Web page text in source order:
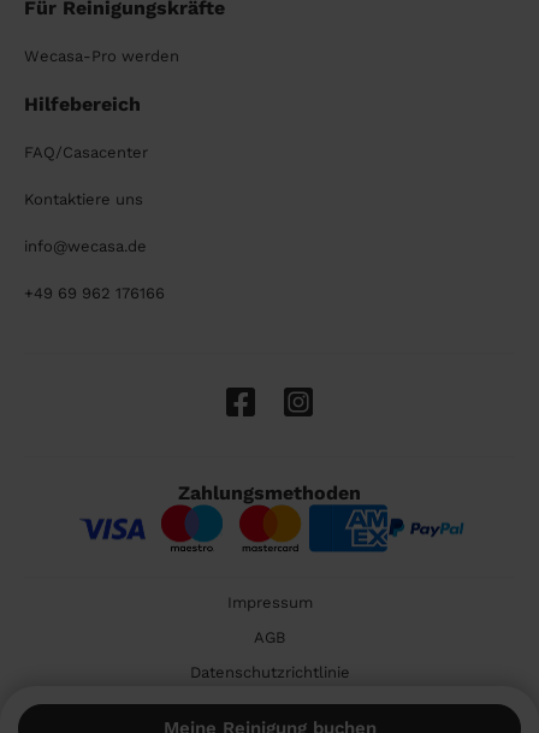
Meine Reinigung buchen
Für Reinigungskräfte
Wecasa-Pro werden
Hilfebereich
FAQ/Casacenter
Kontaktiere uns
info@wecasa.de
+49 69 962 176166
Zahlungsmethoden
Impressum
AGB
Datenschutzrichtlinie
Cookies